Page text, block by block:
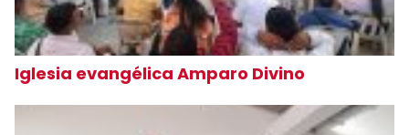
Iglesia evangélica Amparo Divino